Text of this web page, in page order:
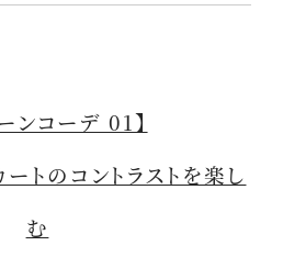
ンコーデ 01】
トのコントラストを楽し
む